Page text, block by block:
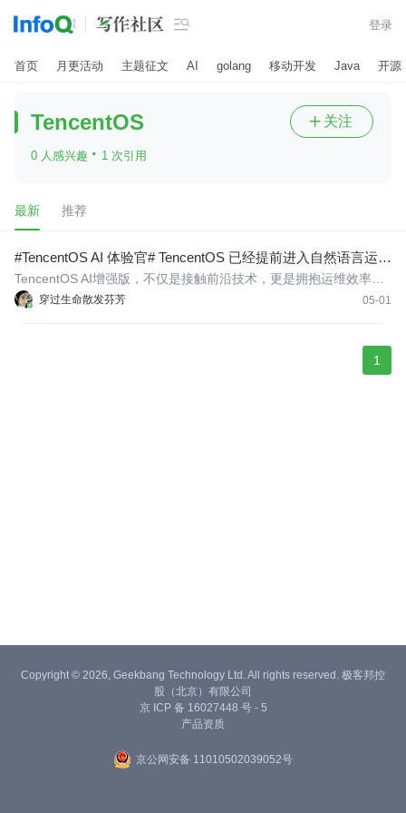
 登录
首页 月更活动 主题征文 AI golang 移动开发 Java 开源
​TencentOS
0 人感兴趣 · 1 次引用
 关注
最新 推荐
#TencentOS AI 体验官# TencentOS 已经提前进入自然语言运维
时代
穿过生命散发芬芳 05-01
​TencentOS AI增强版，不仅是接触前沿技术，更是拥抱运维效率的
质变——让自然语言替代繁琐指令，让智能诊断取代经验盲猜，让
1
Copyright © 2026, Geekbang Technology Ltd. All rights reserved. 极客邦控
股（北京）有限公司
京 ICP 备 16027448 号 - 5
产品资质
京公网安备 11010502039052号